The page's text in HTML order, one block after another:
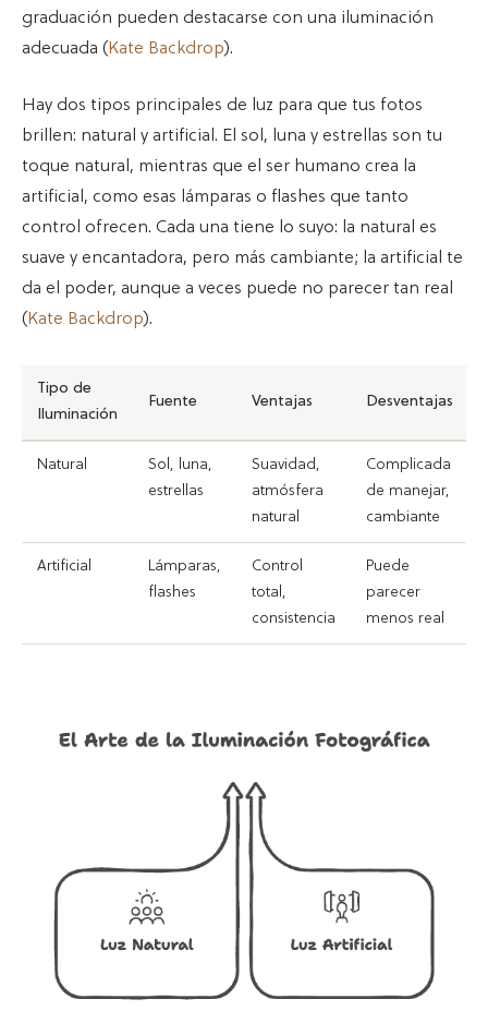
graduación pueden destacarse con una iluminación
adecuada (Kate Backdrop).
Hay dos tipos principales de luz para que tus fotos
brillen: natural y artificial. El sol, luna y estrellas son tu
toque natural, mientras que el ser humano crea la
artificial, como esas lámparas o flashes que tanto
control ofrecen. Cada una tiene lo suyo: la natural es
suave y encantadora, pero más cambiante; la artificial te
da el poder, aunque a veces puede no parecer tan real
(Kate Backdrop).
Tipo de
Iluminación
Fuente Ventajas Desventajas
Natural
Sol, luna,
estrellas
Suavidad,
atmósfera
natural
Complicada
de manejar,
cambiante
Artificial
Lámparas,
flashes
Control
total,
consistencia
Puede
parecer
menos real